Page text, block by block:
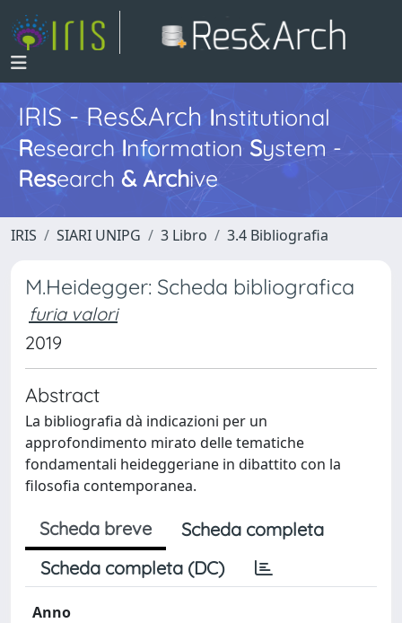
IRIS - Res&ArchInstitutional
Research InformationSystem -
Research & Archive
IRIS SIARI UNIPG 3 Libro 3.4 Bibliografia
M.Heidegger: Scheda bibliografica
furia valori
2019
Abstract
La bibliografia dà indicazioni per un
approfondimento mirato delle tematiche
fondamentali heideggeriane in dibattito con la
filosofia contemporanea.
Scheda breve
Scheda completa
Scheda completa (DC)
Anno